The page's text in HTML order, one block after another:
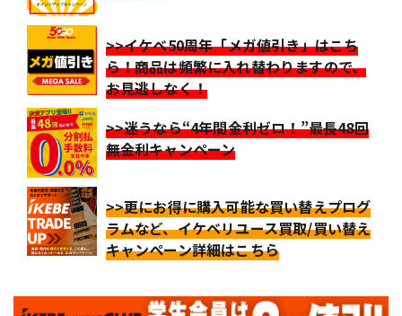
>>イケベ50周年「メガ値引き」はこち
ら！商品は頻繁に入れ替わりますので、
お見逃しなく！
>>迷うなら“4年間金利ゼロ！”最長48回
無金利キャンペーン
>>更にお得に購入可能な買い替えプログ
ラムなど、イケベリユース買取/買い替え
キャンペーン詳細はこちら